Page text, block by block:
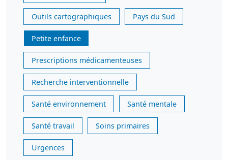
Outils cartographiques Pays du Sud
Petite enfance
Prescriptions médicamenteuses
Recherche interventionnelle
Santé environnement Santé mentale
Santé travail Soins primaires
Urgences